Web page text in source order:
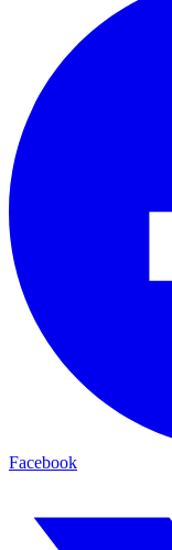
Facebook